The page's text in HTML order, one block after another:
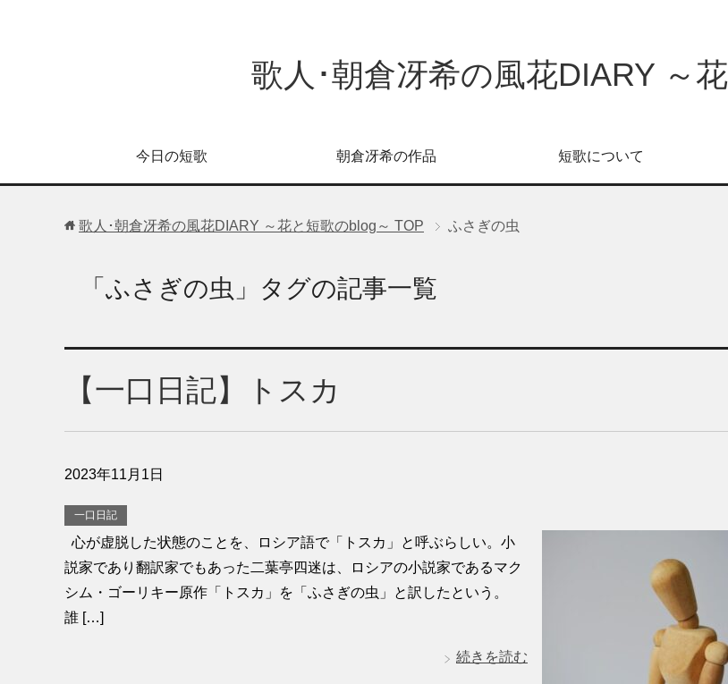
歌人･朝倉冴希の風花DIARY ～
今日の短歌 朝倉冴希の作品 短歌について
歌人･朝倉冴希の風花DIARY ～花と短歌のblog～ TOP ふさぎの虫
「ふさぎの虫」タグの記事一覧
【一口日記】トスカ
2023年11月1日
一口日記
心が虚脱した状態のことを、ロシア語で「トスカ」と呼ぶらしい。小
説家であり翻訳家でもあった二葉亭四迷は、ロシアの小説家であるマク
シム・ゴーリキー原作「トスカ」を「ふさぎの虫」と訳したという。
誰 […]
続きを読む